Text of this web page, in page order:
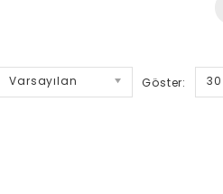
Varsayılan Göster: 30